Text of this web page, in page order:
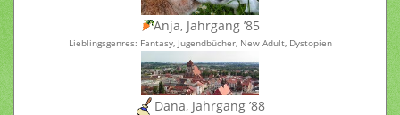
Anja, Jahrgang ’85
Lieblingsgenres: Fantasy, Jugendbücher, New Adult, Dystopien
Dana, Jahrgang ’88